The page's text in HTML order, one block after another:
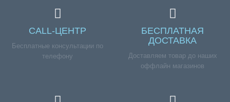
CALL-ЦЕНТР
Бесплатные консультации по
телефону
БЕСПЛАТНАЯ
ДОСТАВКА
Доставляем товар до наших
оффлайн магазинов